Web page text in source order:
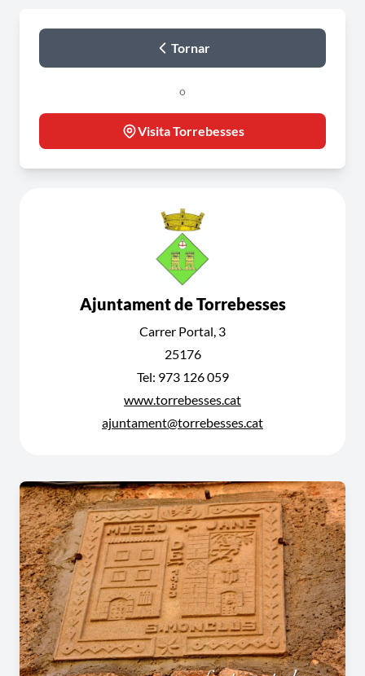
Tornar
o
Visita Torrebesses
Ajuntament de Torrebesses
Carrer Portal, 3
25176
Tel: 973 126 059
www.torrebesses.cat
ajuntament@torrebesses.cat